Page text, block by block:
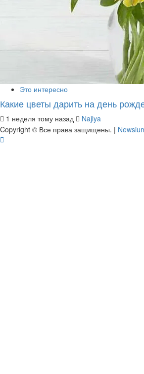
Это интересно
Какие цветы дарить на день
1 неделя тому назад
Najlya
Copyright © Все права защищены. |